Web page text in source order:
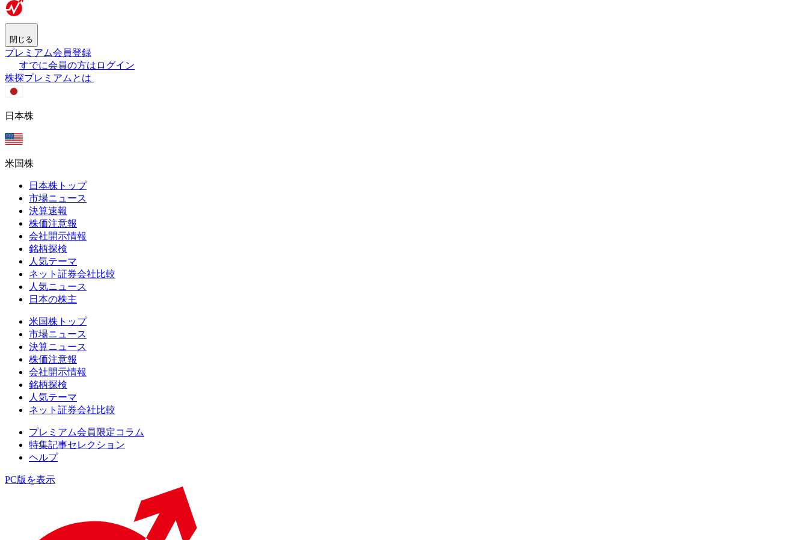
閉じる
プレミアム会員登録
すでに会員の方はログイン
株探プレミアムとは
日本株
米国株
日本株トップ
市場ニュース
決算速報
株価注意報
会社開示情報
銘柄探検
人気テーマ
ネット証券会社比較
人気ニュース
日本の株主
米国株トップ
市場ニュース
決算ニュース
株価注意報
会社開示情報
銘柄探検
人気テーマ
ネット証券会社比較
プレミアム会員限定コラム
特集記事セレクション
ヘルプ
PC版を表示